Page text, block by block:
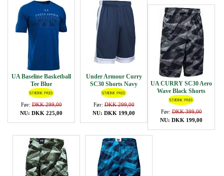
UA Baseline Basketball
Tee Blue
Før:DKK 299,00
NU: DKK 225,00
Under Armour Curry
SC30 Shorts Navy
Før:DKK 299,00
NU: DKK 199,00
UA CURRY SC30 Aero
Wave Black Shorts
Før:DKK 399,00
NU: DKK 199,00